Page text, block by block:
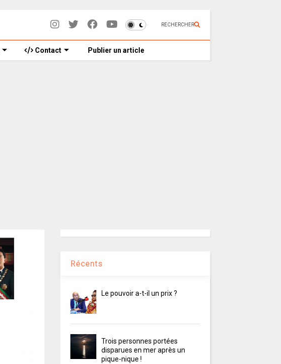
RECHERCHER
Contact Publier un article
Récents
Le pouvoir a-t-il un prix ?
Trois personnes portées
disparues en mer après un
pique-nique !